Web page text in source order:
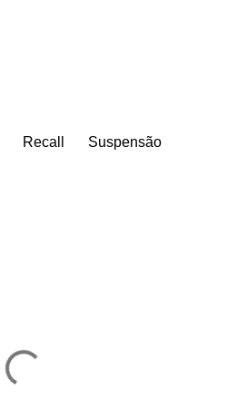
Recall Suspensão